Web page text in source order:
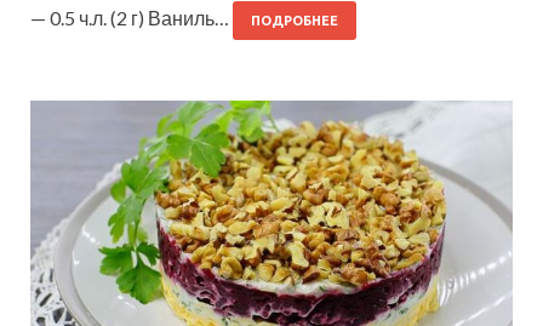
— 0.5 ч.л. (2 г) Ваниль…
ПОДРОБНЕЕ